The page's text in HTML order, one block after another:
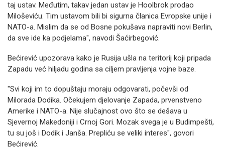
taj ustav. Međutim, takav jedan ustav je Hoolbrok prodao
Miloševiću. Tim ustavom bili bi sigurna članica Evropske unije i
NATO-a. Mislim da se od Bosne pokušava napraviti novi Berlin,
da sve ide ka podjelama", navodi Šaćirbegović.
Bećirević upozorava kako je Rusija ušla na teritorij koji pripada
Zapadu već hiljadu godina sa ciljem pravljenja vojne baze.
"Svi koji im to dopuštaju moraju odgovarati, počevši od
Milorada Dodika. Očekujem djelovanje Zapada, prvenstveno
Amerike i NATO-a. Nije slučajnost ovo što se dešava u
Sjevernoj Makedoniji i Crnoj Gori. Mozak svega je u Budimpešti,
tu su još i Dodik i Janša. Prepliću se veliki interes", govori
Bećirević.